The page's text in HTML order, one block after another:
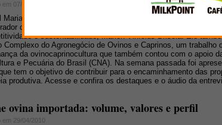
07/07/2011
Maria Cury Rodrigues, analista de mercado do FarmPoint,
da Universidade de Brasília (UnB) e integrante do Grupo
e sustentabilidade, Marlon Vinícius Brisola. Ele
Complexo do Agronegócio de Ovinos e Caprinos, um trabalho
da ovinocaprinocultura que também contou com o apoio
e Pecuária do Brasil (CNA). Na semana passada foi
tem o objetivo de contribuir para o encaminhamento das
produtiva. Acesse e confira os destaques e o áudio da
ovina importada: volume, valores e perfil
em 29/04/2010